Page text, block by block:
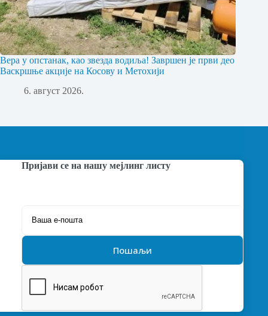
Вера у опстанак, као звезда водиља! Завршен је први део
Васкршње акције на Косову и Метохији
6. август 2026.
Пријави се на нашу мејлинг листу